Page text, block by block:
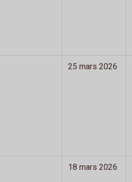
25 mars 2026
18 mars 2026